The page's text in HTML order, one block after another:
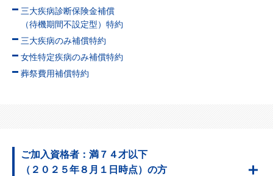
三大疾病診断保険金補償
（待機期間不設定型）特約
三大疾病のみ補償特約
女性特定疾病のみ補償特約
葬祭費用補償特約
ご加入資格者：満７４才以下
（２０２５年８月１日時点）の方